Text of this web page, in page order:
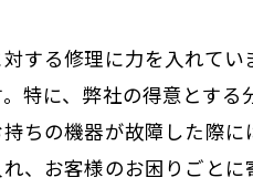
する修理に力を入れて
特に、弊社の得意とす
ちの機器が故障した際
、お客様のお困りごと